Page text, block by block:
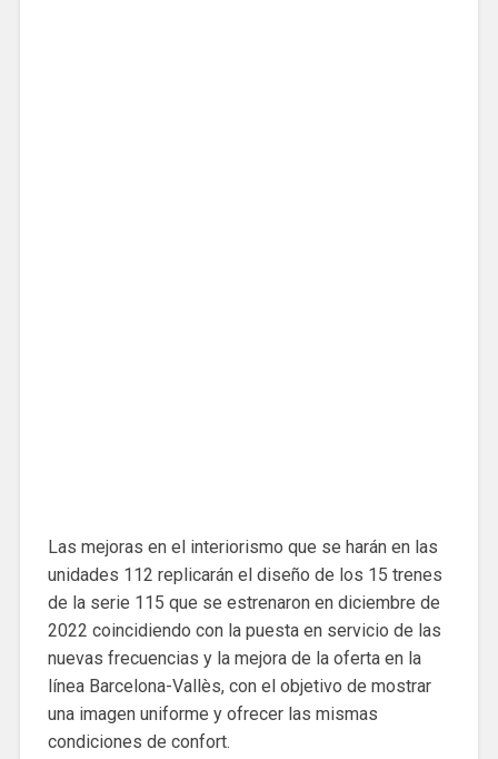
Las mejoras en el interiorismo que se harán en las
unidades 112 replicarán el diseño de los 15 trenes
de la serie 115 que se estrenaron en diciembre de
2022 coincidiendo con la puesta en servicio de las
nuevas frecuencias y la mejora de la oferta en la
línea Barcelona-Vallès, con el objetivo de mostrar
una imagen uniforme y ofrecer las mismas
condiciones de confort.